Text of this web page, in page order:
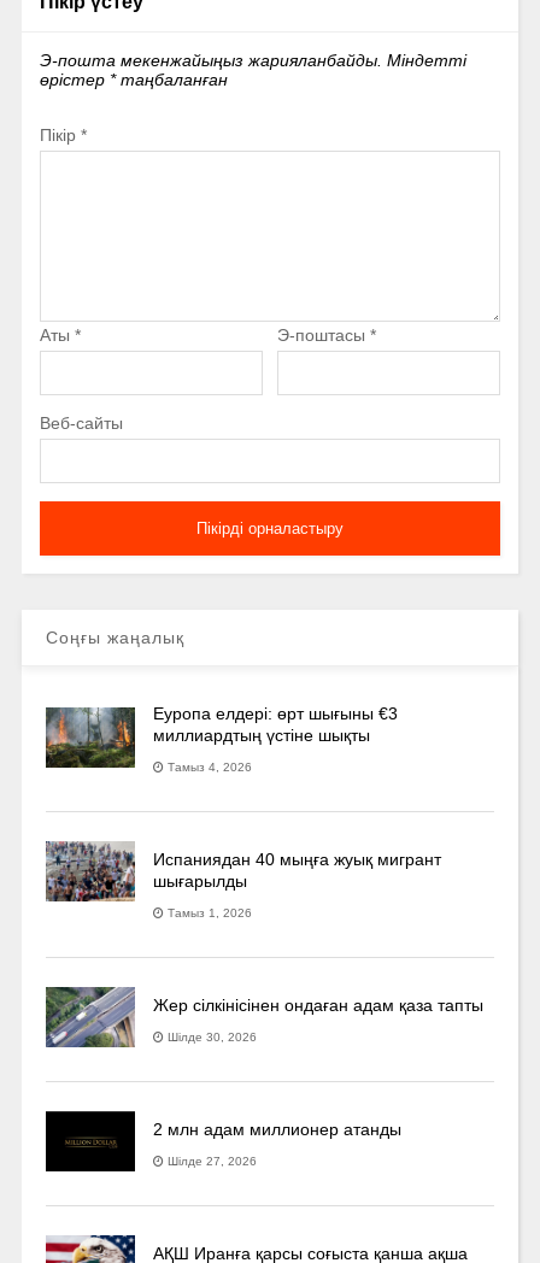
Э-пошта мекенжайыңыз жарияланбайды. Міндетті
өрістер *таңбаланған
Пікір *
Аты * Э-поштасы *
Веб-сайты
Соңғы жаңалық
Еуропа елдері: өрт шығыны €3
миллиардтың үстіне шықты
Тамыз 4, 2026
Испаниядан 40 мыңға жуық мигрант
шығарылды
Тамыз 1, 2026
Жер сілкінісінен ондаған адам қаза тапты
Шілде 30, 2026
2 млн адам миллионер атанды
Шілде 27, 2026
АҚШ Иранға қарсы соғыста қанша ақша